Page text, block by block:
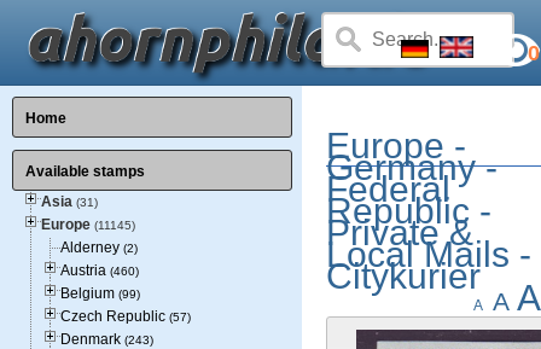
0
Europe -
Germany -
Federal
Republic -
Private &
Local Mails -
Citykurier
A A A
Home
Available stamps
Asia (31)
Europe (11145)
Alderney (2)
Austria (460)
Belgium (99)
Czech Republic (57)
Denmark (243)